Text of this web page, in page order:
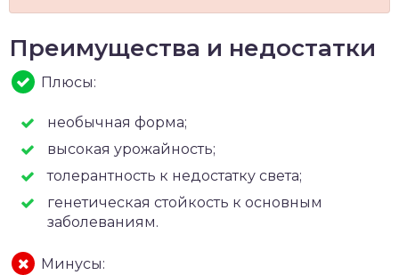
Преимущества и недостатки
Плюсы:
необычная форма;
высокая урожайность;
толерантность к недостатку света;
генетическая стойкость к основным
заболеваниям.
Минусы: